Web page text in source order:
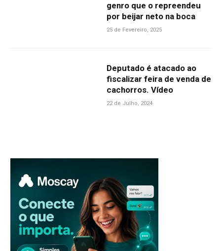
genro que o repreendeu
por beijar neto na boca
25 de Fevereiro, 2025
Deputado é atacado ao
fiscalizar feira de venda de
cachorros. Vídeo
22 de Julho, 2024